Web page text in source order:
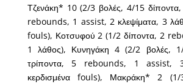
Τζενάκη* 10 (2/3 βολές, 4/15
rebounds, 1 assist, 2 κλεψίματα, 3
fouls), Κοτσυφού 2 (1/2 δίποντα, 2
1 λάθος), Κυνηγάκη 4 (2/2 βολές,
τρίποντα, 5 rebounds, 1 assist,
κερδισμένα fouls), Μακράκη* 2 (1/